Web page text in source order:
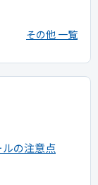
その他 一覧
の注意点